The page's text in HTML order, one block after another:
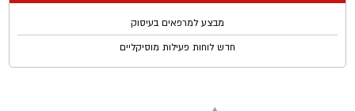
מבצע למרפאים בעיסוק
חדש לוחות פעילות מוסיקליים